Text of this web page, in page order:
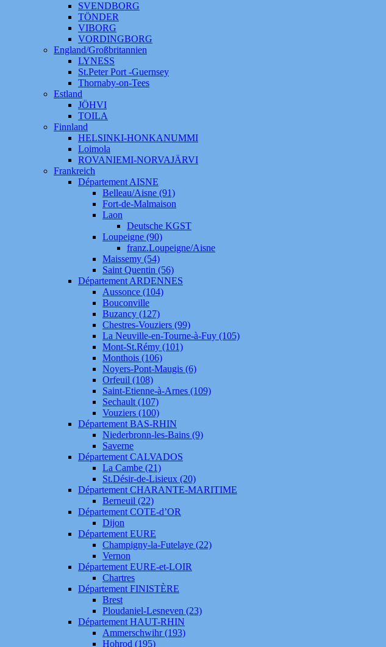
SVENDBORG
TÖNDER
VIBORG
VORDINGBORG
England/Großbritannien
LYNESS
St.Peter Port -Guernsey
Thornaby-on-Tees
Estland
JÖHVI
TOILA
Finnland
HELSINKI-HONKANUMMI
Loimola
ROVANIEMI-NORVAJÄRVI
Frankreich
Département AISNE
Belleau/Aisne (91)
Fort-de-Malmaison
Laon
Deutsche KGST
Loupeigne (90)
franz.Loupeigne/Aisne
Maissemy (54)
Saint Quentin (56)
Département ARDENNES
Aussonce (104)
Bouconville
Buzancy (127)
Chestres-Vouziers (99)
La Neuville-en-Tourne-à-Fuy (105)
Mont-St.Rémy (101)
Monthois (106)
Noyers-Pont-Maugis (6)
Orfeuil (108)
Saint-Etienne-à-Arnes (109)
Sechault (107)
Vouziers (100)
Département BAS-RHIN
Niederbronn-les-Bains (9)
Saverne
Département CALVADOS
La Cambe (21)
St.Désir-de-Lisieux (20)
Département CHARANTE-MARITIME
Berneuil (22)
Département COTE-d’OR
Dijon
Département EURE
Champigny-la-Futelaye (22)
Vernon
Département EURE-et-LOIR
Chartres
Département FINISTÈRE
Brest
Ploudaniel-Lesneven (23)
Département HAUT-RHIN
Ammerschwihr (193)
Hohrod (195)